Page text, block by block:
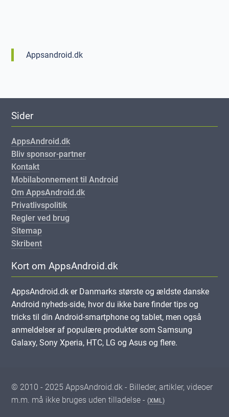
Appsandroid.dk
Sider
AppsAndroid.dk
Bliv sponsor-partner
Kontakt
Mobilabonnement til Android
Om AppsAndroid.dk
Privatlivspolitik
Regler ved brug
Sitemap
Skribent
Kort om AppsAndroid.dk
AppsAndroid.dk er Danmarks største og ældste danske
Android nyheds-side, hvor du ikke bare finder tips og
tricks til din Android-smartphone og tablet, men også
anmeldelser af populære produkter som Samsung
Galaxy, Sony Xperia, HTC, LG og Asus og flere.
© 2010 - 2025 AppsAndroid.dk - Billeder, artikler, videoer
m.m. må ikke bruges uden tilladelse -(XML)